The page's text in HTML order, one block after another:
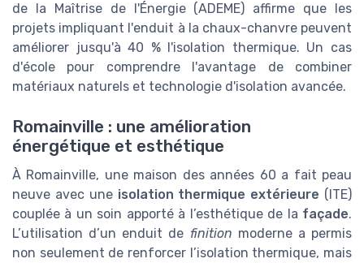
de la Maîtrise de l'Énergie (ADEME) affirme que les
projets impliquant l'enduit à la chaux-chanvre peuvent
améliorer jusqu'à 40 % l'isolation thermique. Un cas
d'école pour comprendre l'avantage de combiner
matériaux naturels et technologie d'isolation avancée.
Romainville : une amélioration
énergétique et esthétique
À Romainville, une maison des années 60 a fait peau
neuve avec une isolation thermique extérieure (ITE)
couplée à un soin apporté à l’esthétique de la façade.
L’utilisation d’un enduit de finition moderne a permis
non seulement de renforcer l’isolation thermique, mais